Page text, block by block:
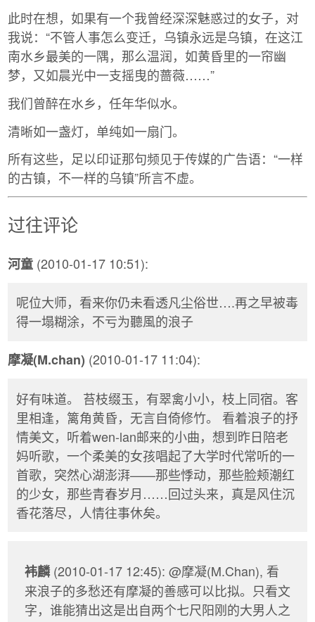
此时在想，如果有一个我曾经深深魅惑过的女子，对
我说：“不管人事怎么变迁，乌镇永远是乌镇，在这江
南水乡最美的一隅，那么温润，如黄昏里的一帘幽
梦，又如晨光中一支摇曳的蔷薇……”
我们曾醉在水乡，任年华似水。 ­
清晰如一盏灯，单纯如一扇门。­
所有这些，足以印证那句频见于传媒的广告语：“一样
的古镇，不一样的乌镇”所言不虚。­
过往评论
河童 (2010-01-17 10:51):
呢位大师，看来你仍未看透凡尘俗世….再之早被毒
得一塌糊涂，不亏为聽風的浪子
摩凝(M.chan) (2010-01-17 11:04):
好有味道。 苔枝缀玉，有翠禽小小，枝上同宿。客
里相逢，篱角黄昏，无言自倚修竹。 看着浪子的抒
情美文，听着wen-lan邮来的小曲，想到昨日陪老
妈听歌，一个柔美的女孩唱起了大学时代常听的一
首歌，突然心湖澎湃——那些悸动，那些脸颊潮红
的少女，那些青春岁月……回过头来，真是风住沉
香花落尽，人情往事休矣。
袆麟(2010-01-17 12:45): @摩凝(M.Chan), 看
来浪子的多愁还有摩凝的善感可以比拟。只看文
字，谁能猜出这是出自两个七尺阳刚的大男人之